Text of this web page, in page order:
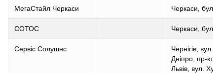
МегаСтайл Черкаси Черкаси,
СОТОС Черкаси, бул.
Сервіс Солушнс
Чернігів, вул.
Дніпро, пр-кт.
Львів, вул.